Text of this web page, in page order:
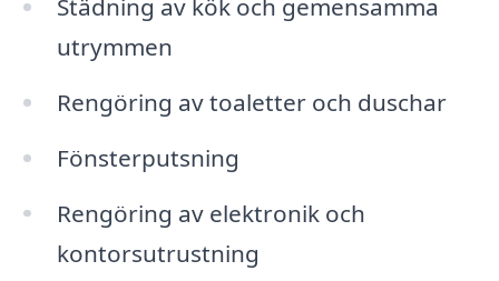
Städning av kök och gemensamma
utrymmen
Rengöring av toaletter och duschar
Fönsterputsning
Rengöring av elektronik och
kontorsutrustning